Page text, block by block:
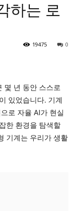
하는 로
0
19475
몇 년 동안 스스로
있었습니다. 기계
로 자율 AI가 현실
한 환경을 탐색할
기계는 우리가 생활